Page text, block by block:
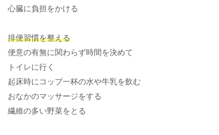
心臓に負担をかける
排便習慣を整える
便意の有無に関わらず時間を決めて
トイレに行く
起床時にコップ一杯の水や牛乳を飲む
おなかのマッサージをする
繊維の多い野菜をとる